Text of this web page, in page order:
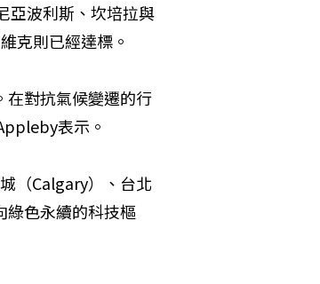
亞波利斯、坎培拉與
克則已經達標。
在對抗氣候變遷的行
表示。
（Calgary）、台北
綠色永續的科技樞